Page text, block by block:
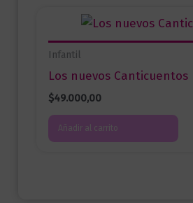
Infantil
Los nuevos Canticuentos
$49.000,00
Añadir al carrito